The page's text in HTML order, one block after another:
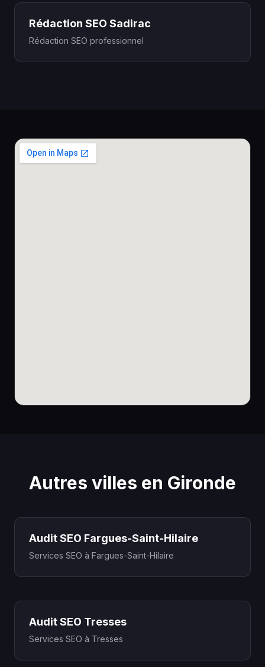
Rédaction SEO Sadirac
Rédaction SEO professionnel
Autres villes en Gironde
Audit SEO Fargues-Saint-Hilaire
Services SEO à Fargues-Saint-Hilaire
Audit SEO Tresses
Services SEO à Tresses